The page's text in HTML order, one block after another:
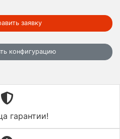
заявку
конфигурацию
гарантии!